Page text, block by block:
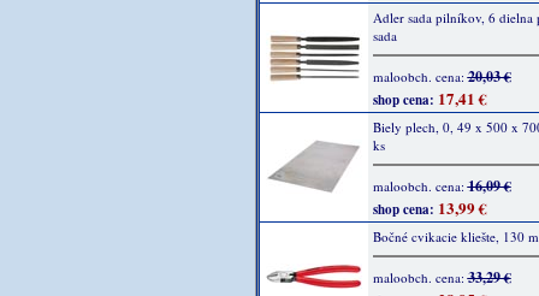
Adler sada pilníkov, 6 dielna
sada
maloobch. cena:20,03 €
shop cena: 17,41 €
Biely plech, 0, 49 x 500 x
ks
maloobch. cena:16,09 €
shop cena: 13,99 €
Bočné cvikacie kliešte, 130
maloobch. cena:33,29 €